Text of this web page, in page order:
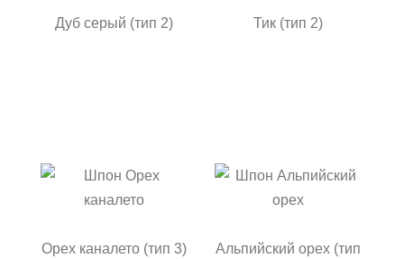
Дуб серый (тип 2) Тик (тип 2)
Орех каналето (тип 3)
Альпийский орех (тип